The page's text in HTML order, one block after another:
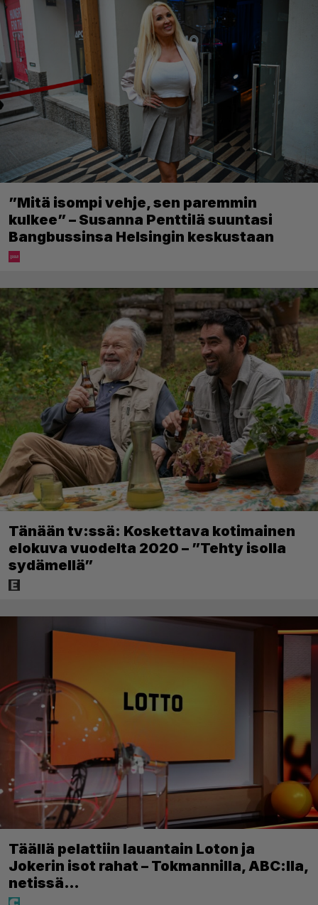
”Mitä isompi vehje, sen paremmin
kulkee” – Susanna Penttilä suuntasi
Bangbussinsa Helsingin keskustaan
Tänään tv:ssä: Koskettava kotimainen
elokuva vuodelta 2020 – ”Tehty isolla
sydämellä”
Täällä pelattiin lauantain Loton ja
Jokerin isot rahat – Tokmannilla, ABC:lla,
netissä…